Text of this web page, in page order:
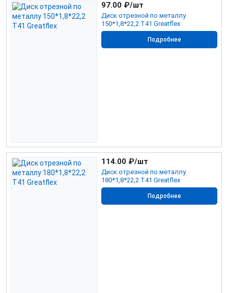
Диск отрезной по металлу
150*1,8*22,2 Т41 Greatflex
97.00 ₽/шт
Подробнее
Диск отрезной по металлу
180*1,8*22,2 Т41 Greatflex
114.00 ₽/шт
Подробнее